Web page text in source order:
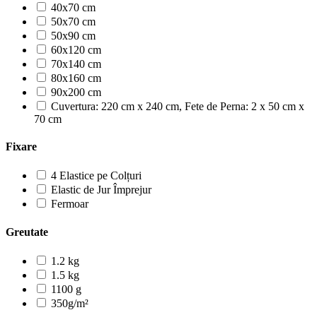
40x70 cm
50x70 cm
50x90 cm
60x120 cm
70x140 cm
80x160 cm
90x200 cm
Cuvertura: 220 cm x 240 cm, Fete de Perna: 2 x 50 cm x
70 cm
Fixare
4 Elastice pe Colțuri
Elastic de Jur Împrejur
Fermoar
Greutate
1.2 kg
1.5 kg
1100 g
350g/m²